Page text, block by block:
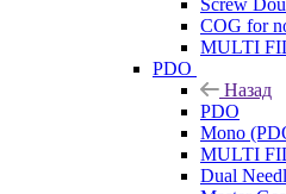
Screw
COG for
MULTI
PDO
Назад
PDO
Mono
MULTI
Dual